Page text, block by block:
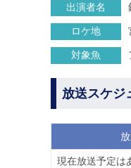
出演者名
ロケ地
対象魚
放送スケジ
現在放送予定は